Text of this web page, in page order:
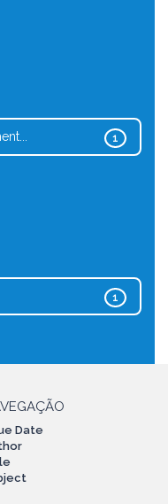
1
1
Date